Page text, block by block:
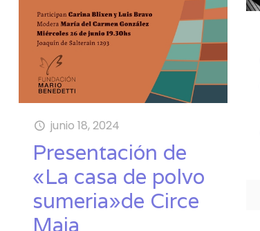
junio 18, 2024
Presentación de
«La casa de polvo
sumeria»de Circe
Maia